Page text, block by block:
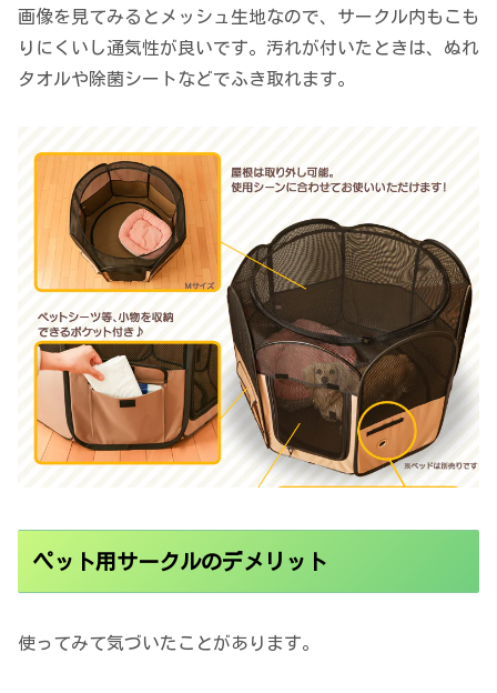
画像を見てみるとメッシュ生地なので、サークル内もこも
りにくいし通気性が良いです。汚れが付いたときは、ぬれ
タオルや除菌シートなどでふき取れます。
ペット用サークルのデメリット
使ってみて気づいたことがあります。